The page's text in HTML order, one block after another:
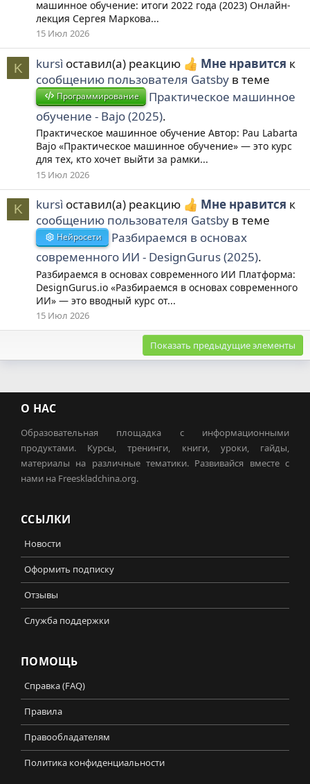
машинное обучение: итоги 2022 года (2023) Онлайн-
лекция Сергея Маркова...
15 Июл 2026
K kursì оставил(а) реакцию Мне нравится к
сообщению пользователя Gatsby в теме
Программирование
Практическое машинное
обучение - Bajo (2025).
Практическое машинное обучение Автор: Pau Labarta
Bajo «Практическое машинное обучение» — это курс
для тех, кто хочет выйти за рамки...
15 Июл 2026
K kursì оставил(а) реакцию Мне нравится к
сообщению пользователя Gatsby в теме
Нейросети
Разбираемся в основах
современного ИИ - DesignGurus (2025).
Разбираемся в основах современного ИИ Платформа:
DesignGurus.io «Разбираемся в основах современного
ИИ» — это вводный курс от...
15 Июл 2026
Показать предыдущие элементы
О НАС
Образовательная площадка с информационными
продуктами. Курсы, тренинги, книги, уроки, гайды,
материалы на различные тематики. Развивайся вместе с
нами на Freeskladchina.org.
ССЫЛКИ
Новости
Оформить подписку
Отзывы
Служба поддержки
ПОМОЩЬ
Справка (FAQ)
Правила
Правообладателям
Политика конфиденциальности